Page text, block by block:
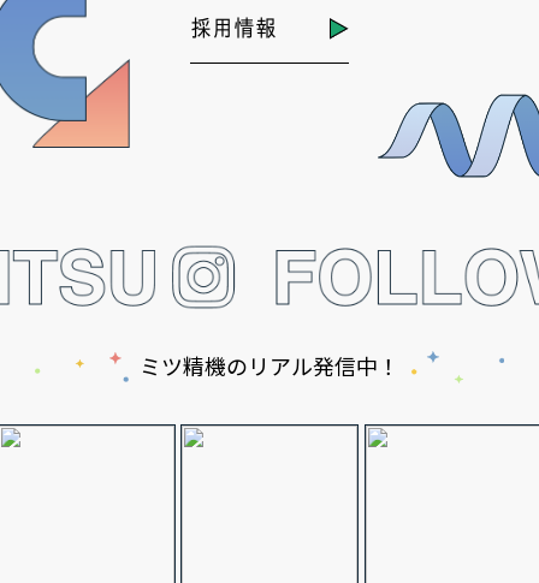
採用情報
ミツ精機のリアル発信中！